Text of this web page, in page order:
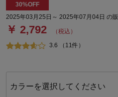
30%OFF
2025年03月25日～ 2025年07月04日 の
￥ 2,792 （税込）
3.6 （11件）
カラーを選択してください